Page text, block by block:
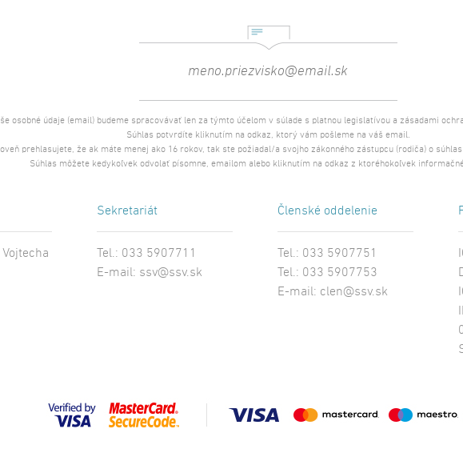
osobné údaje (email) budeme spracovávať len za týmto účelom v súlade s platnou legislatívou a zásadami
Súhlas potvrdíte kliknutím na odkaz, ktorý vám pošleme na váš email.
prehlasujete, že ak máte menej ako 16 rokov, tak ste požiadal/a svojho zákonného zástupcu (rodiča) o
Súhlas môžete kedykoľvek odvolať písomne, emailom alebo kliknutím na odkaz z ktoréhokoľvek
Sekretariát
Tel.: 033 5907711
E-mail: ssv@ssv.sk
Členské oddelenie
Tel.: 033 5907751
Tel.: 033 5907753
E-mail: clen@ssv.sk